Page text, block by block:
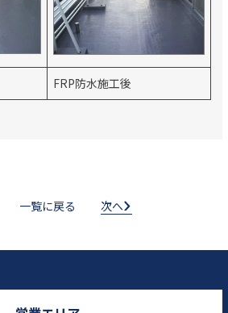
FRP防水施工後
一覧に戻る 次へ